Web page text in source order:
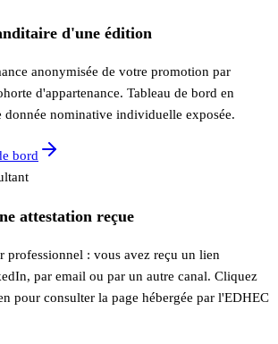
d'une édition
anonymisée de votre promotion par
d'appartenance. Tableau de bord en
donnée nominative individuelle exposée.
bord
attestation reçue
professionnel : vous avez reçu un lien
par email ou par un autre canal. Cliquez
pour consulter la page hébergée par l'EDHEC